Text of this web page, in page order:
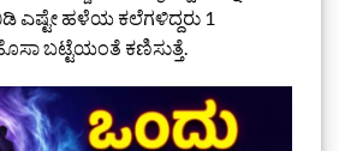
ಎಷ್ಟೇ ಹಳೆಯ ಕಲೆಗಳಿದ್ದರು 1
ಬಟ್ಟೆಯಂತೆ ಕಣಿಸುತ್ತೆ.